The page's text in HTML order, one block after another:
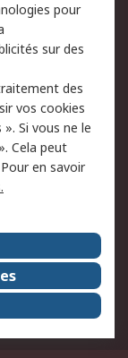
E-mails
anti-
RSE
pour
sur des
des
vos cookies
Si vous ne le
Cela peut
en savoir